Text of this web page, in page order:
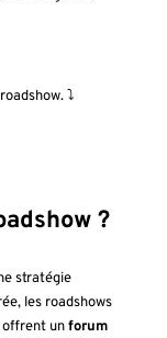
⤵️
?
stratégie
les roadshows
offrent unforum